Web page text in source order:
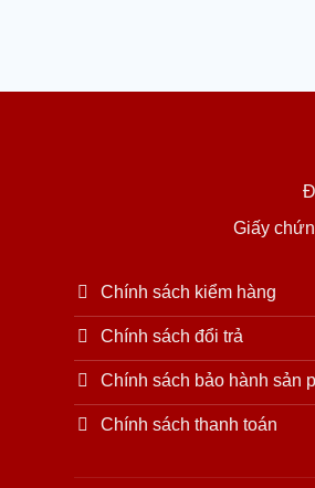
Giấy
Chính sách kiểm hàng
Chính sách đổi trả
Chính sách bảo hành sản
Chính sách thanh toán